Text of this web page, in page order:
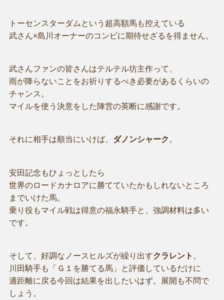
トーセンスターダムという超高額馬も控えている
武さん×島川オーナーのコンビに期待せざるを得ません。
武さんファンの皆さんはテルテル坊主作って、
雨が降らないことをお祈りするべき必要があるくらいの
チャンス。
マイルを使う決意をした陣営の英断に感謝です。
それに相手は順当にいけば、 ダノンシャーク 。
安田記念もひょっとしたら
世界のロードカナロアに勝てていたかもしれないところ
までいけた馬。
乗り役もマイル戦は得意の福永騎手と、強調材料は多い
です。
そして、好調なノースヒルズが繰り出すクラレント 。
川田騎手も「Ｇ１を勝てる馬」と評価しているだけに
適距離に戻る今回は結果を出したいはず。展開も不問で
しょう。